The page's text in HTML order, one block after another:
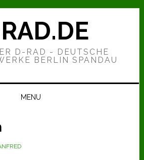
D-RAD - DEUTSCHE
BERLIN SPANDAU
MENU